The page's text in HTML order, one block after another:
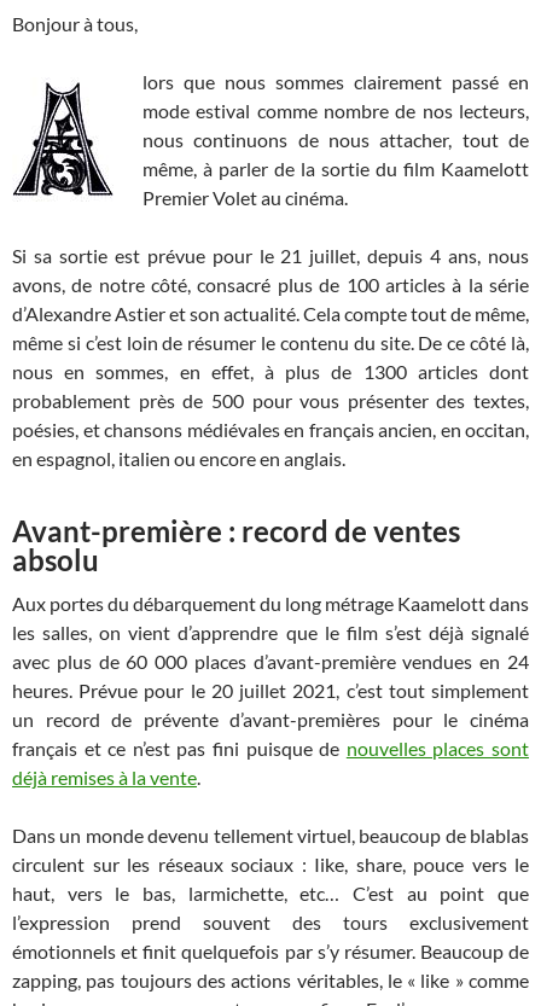
Bonjour à tous,
lors que nous sommes clairement passé en
mode estival comme nombre de nos lecteurs,
nous continuons de nous attacher, tout de
même, à parler de la sortie du film Kaamelott
Premier Volet au cinéma.
Si sa sortie est prévue pour le 21 juillet, depuis 4 ans, nous
avons, de notre côté, consacré plus de 100 articles à la série
d’Alexandre Astier et son actualité. Cela compte tout de même,
même si c’est loin de résumer le contenu du site. De ce côté là,
nous en sommes, en effet, à plus de 1300 articles dont
probablement près de 500 pour vous présenter des textes,
poésies, et chansons médiévales en français ancien, en occitan,
en espagnol, italien ou encore en anglais.
Avant-première : record de ventes
absolu
Aux portes du débarquement du long métrage Kaamelott dans
les salles, on vient d’apprendre que le film s’est déjà signalé
avec plus de 60 000 places d’avant-première vendues en 24
heures. Prévue pour le 20 juillet 2021, c’est tout simplement
un record de prévente d’avant-premières pour le cinéma
français et ce n’est pas fini puisque de nouvelles places sont
déjà remises à la vente.
Dans un monde devenu tellement virtuel, beaucoup de blablas
circulent sur les réseaux sociaux : Iike, share, pouce vers le
haut, vers le bas, larmichette, etc… C’est au point que
l’expression prend souvent des tours exclusivement
émotionnels et finit quelquefois par s’y résumer. Beaucoup de
zapping, pas toujours des actions véritables, le « like » comme